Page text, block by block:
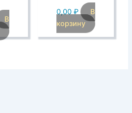
В
0,00 ₽
В
корзину